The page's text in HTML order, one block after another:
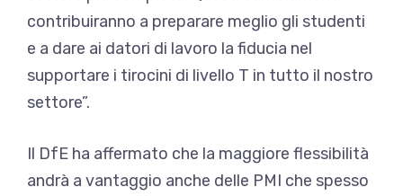
contribuiranno a preparare meglio gli studenti
e a dare ai datori di lavoro la fiducia nel
supportare i tirocini di livello T in tutto il nostro
settore”.
Il DfE ha affermato che la maggiore flessibilità
andrà a vantaggio anche delle PMI che spesso